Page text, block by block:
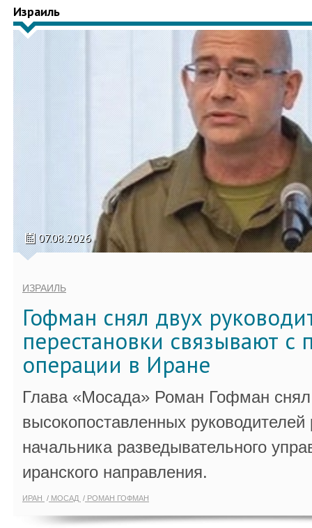
Израиль
07.08.2026
ИЗРАИЛЬ
Гофман снял двух
перестановки связывают с
операции в Иране
Глава «Мосада» Роман Гофман снял
высокопоставленных
начальника разведывательного
иранского направления.
ИРАН МОСАД РОМАН ГОФМАН